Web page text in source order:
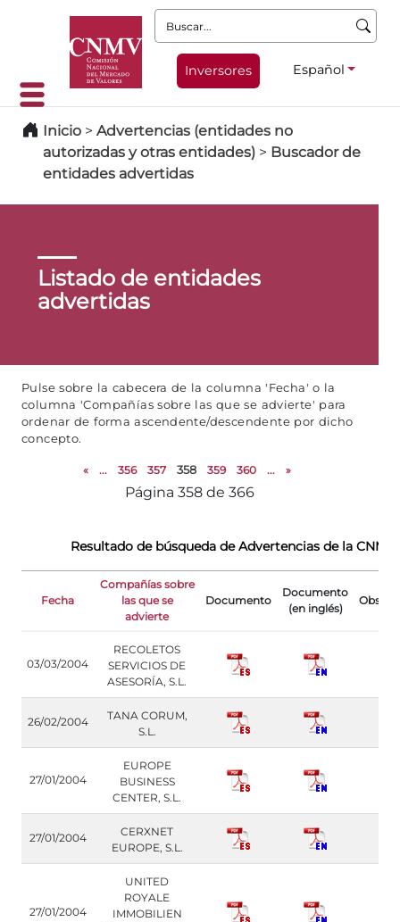
Buscar:
Inversores Español
Inicio > Advertencias (entidades no
autorizadas y otras entidades) > Buscador de
entidades advertidas
Listado de entidades
advertidas
Pulse sobre la cabecera de la columna 'Fecha' o la
columna 'Compañías sobre las que se advierte' para
ordenar de forma ascendente/descendente por dicho
concepto.
« ... 356 357 358 359 360 ... »
Página 358 de 366
Resultado de búsqueda de Advertencias de la CNMV
Fecha
Compañías sobre
las que se
advierte
Documento
Documento
(en inglés)
03/03/2004
RECOLETOS
SERVICIOS DE
ASESORÍA, S.L.
26/02/2004
TANA CORUM,
S.L.
27/01/2004
EUROPE
BUSINESS
CENTER, S.L.
27/01/2004
CERXNET
EUROPE, S.L.
27/01/2004
UNITED
ROYALE
IMMOBILIEN